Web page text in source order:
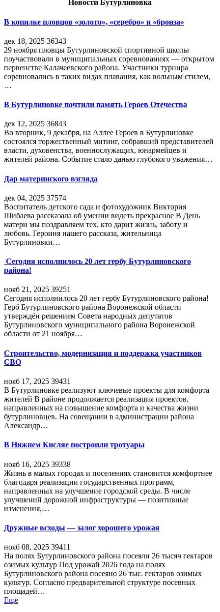
Новости Бутурлиновка
В копилке пловцов «золото», «серебро» и «бронза»
дек 18, 2025 36343
29 ноября пловцы Бутурлиновской спортивной школы
поучаствовали в муниципальных соревнованиях — открытом
первенстве Калачеевского района. Участники турнира
соревновались в таких видах плавания, как вольным стилем,
…
В Бутурлиновке почтили память Героев Отечества
дек 12, 2025 36843
Во вторник, 9 декабря, на Аллее Героев в Бутурлиновке
состоялся торжественный митинг, собравший представителей
власти, духовенства, военнослужащих, юнармейцев и
жителей района. Событие стало данью глубокого уважения…
Дар материнского взгляда
дек 04, 2025 37574
Воспитатель детского сада и фотохудожник Виктория
Шибаева рассказала об умении видеть прекрасное В День
матери мы поздравляем тех, кто дарит жизнь, заботу и
любовь. Героиня нашего рассказа, жительница
Бутурлиновки…
Сегодня исполнилось 20 лет гербу Бутурлиновского
района!
нояб 21, 2025 39251
Сегодня исполнилось 20 лет гербу Бутурлиновского района!
Герб Бутурлиновского района Воронежской области
утверждён решением Совета народных депутатов
Бутурлиновского муниципального района Воронежской
области от 21 ноября…
Строительство, модернизация и поддержка участников
СВО
нояб 17, 2025 39431
В Бутурлиновке реализуют ключевые проекты для комфорта
жителей В районе продолжается реализация проектов,
направленных на повышение комфорта и качества жизни
бутурлиновцев. На совещании в администрации района
Александр…
В Нижнем Кисляе построили тротуары
нояб 16, 2025 39338
Жизнь в малых городах и поселениях становится комфортнее
благодаря реализации государственных программ,
направленных на улучшение городской среды. В числе
улучшений дорожной инфраструктуры — позитивные
изменения,…
Дружные всходы — залог хорошего урожая
нояб 08, 2025 39411
На полях Бутурлиновского района посеяли 26 тысяч гектаров
озимых культур Под урожай 2026 года на полях
Бутурлиновского района посеяно 26 тыс. гектаров озимых
культур. Согласно предварительной структуре посевных
площадей…
Еще